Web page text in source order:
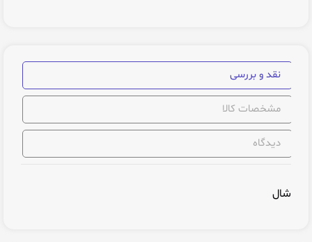
نقد و بررسی
مشخصات کالا
دیدگاه
شال